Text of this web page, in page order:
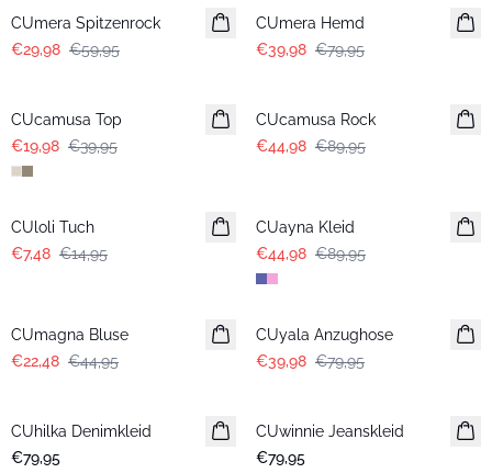
CUmera Spitzenrock
€29,98 €59,95
CUmera Hemd
€39,98 €79,95
CUcamusa Top
€19,98 €39,95
CUcamusa Rock
€44,98 €89,95
-50%
CUloli Tuch
€7,48 €14,95
CUayna Kleid
€44,98 €89,95
CUmagna Bluse
€22,48 €44,95
-50%
CUyala Anzughose
€39,98 €79,95
CUhilka Denimkleid
€79,95
Neuheiten
CUwinnie Jeanskleid
€79,95